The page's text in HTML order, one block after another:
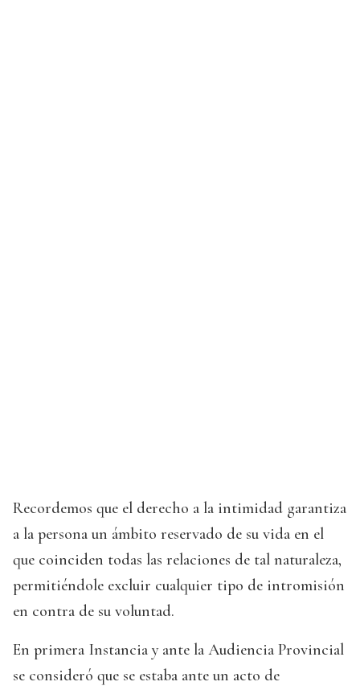
Recordemos que el derecho a la intimidad garantiza
a la persona un ámbito reservado de su vida en el
que coinciden todas las relaciones de tal naturaleza,
permitiéndole excluir cualquier tipo de intromisión
en contra de su voluntad.
En primera Instancia y ante la Audiencia Provincial
se consideró que se estaba ante un acto de